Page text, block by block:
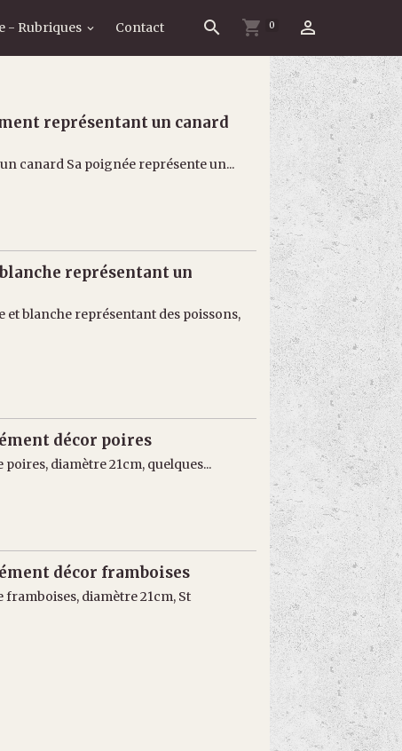
- Rubriques Contact 0
représentant un canard
canard Sa poignée représente un...
représentant un
blanche représentant des poissons,
décor poires
diamètre 21cm, quelques...
décor framboises
diamètre 21cm, St